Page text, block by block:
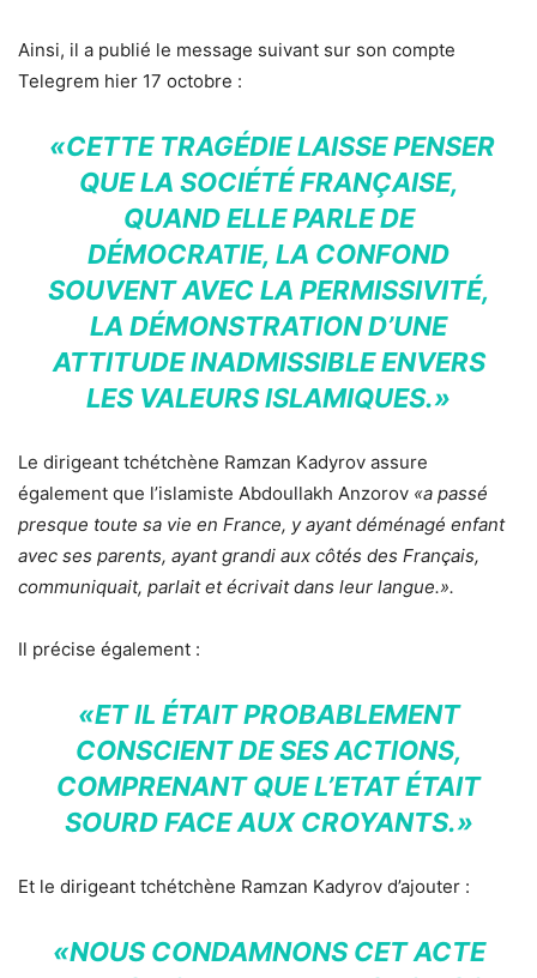
Ainsi, il a publié le message suivant sur son compte
Telegrem hier 17 octobre :
«CETTE TRAGÉDIE LAISSE PENSER
QUE LA SOCIÉTÉ FRANÇAISE,
QUAND ELLE PARLE DE
DÉMOCRATIE, LA CONFOND
SOUVENT AVEC LA PERMISSIVITÉ,
LA DÉMONSTRATION D’UNE
ATTITUDE INADMISSIBLE ENVERS
LES VALEURS ISLAMIQUES.»
Le dirigeant tchétchène Ramzan Kadyrov assure
également que l’islamiste Abdoullakh Anzorov «a passé
presque toute sa vie en France, y ayant déménagé enfant
avec ses parents, ayant grandi aux côtés des Français,
communiquait, parlait et écrivait dans leur langue.».
Il précise également :
«ET IL ÉTAIT PROBABLEMENT
CONSCIENT DE SES ACTIONS,
COMPRENANT QUE L’ETAT ÉTAIT
SOURD FACE AUX CROYANTS.»
Et le dirigeant tchétchène Ramzan Kadyrov d’ajouter :
«NOUS CONDAMNONS CET ACTE